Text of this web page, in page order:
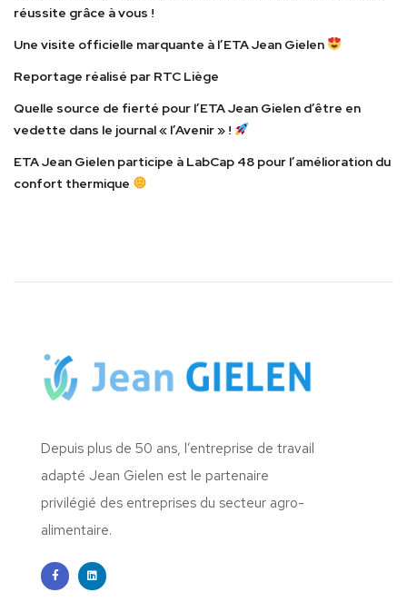
réussite grâce à vous !
Une visite officielle marquante à l’ETA Jean Gielen
Reportage réalisé par RTC Liège
Quelle source de fierté pour l’ETA Jean Gielen d’être en
vedette dans le journal « l’Avenir » !
ETA Jean Gielen participe à LabCap 48 pour l’amélioration du
confort thermique
Depuis plus de 50 ans, l’entreprise de travail
adapté Jean Gielen est le partenaire
privilégié des entreprises du secteur agro-
alimentaire.